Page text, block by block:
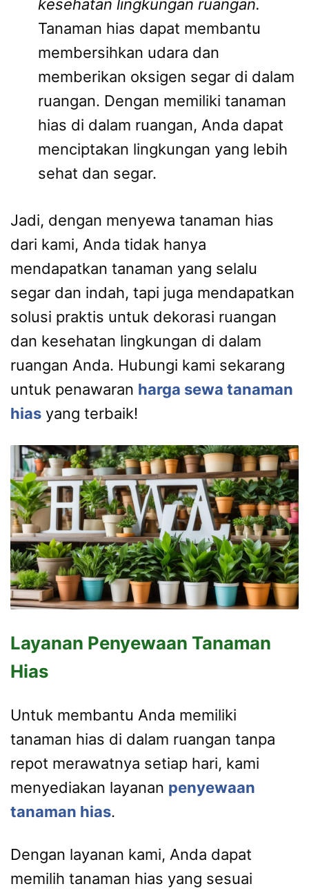
kesehatan lingkungan ruangan.
Tanaman hias dapat membantu
membersihkan udara dan
memberikan oksigen segar di dalam
ruangan. Dengan memiliki tanaman
hias di dalam ruangan, Anda dapat
menciptakan lingkungan yang lebih
sehat dan segar.
Jadi, dengan menyewa tanaman hias
dari kami, Anda tidak hanya
mendapatkan tanaman yang selalu
segar dan indah, tapi juga mendapatkan
solusi praktis untuk dekorasi ruangan
dan kesehatan lingkungan di dalam
ruangan Anda. Hubungi kami sekarang
untuk penawaran harga sewa tanaman
hias yang terbaik!
Layanan Penyewaan Tanaman
Hias
Untuk membantu Anda memiliki
tanaman hias di dalam ruangan tanpa
repot merawatnya setiap hari, kami
menyediakan layanan penyewaan
tanaman hias.
Dengan layanan kami, Anda dapat
memilih tanaman hias yang sesuai